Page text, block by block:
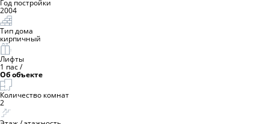
Год постройки
2004
Тип дома
кирпичный
Лифты
1 пас/
Об объекте
Количество комнат
2